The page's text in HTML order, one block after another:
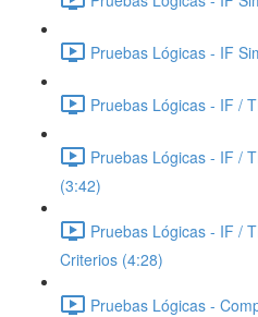
Pruebas Lógicas - IF
Pruebas Lógicas - IF /
Pruebas Lógicas - IF /
(3:42)
Pruebas Lógicas - IF /
Criterios (4:28)
Pruebas Lógicas -